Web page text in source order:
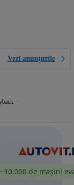
Vezi anunțurile
~10.000 de mașini